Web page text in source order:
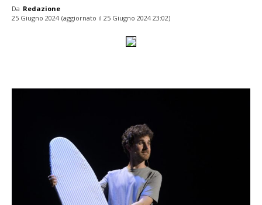
Da Redazione
25 Giugno 2024 (aggiornato il 25 Giugno 2024 23:02)